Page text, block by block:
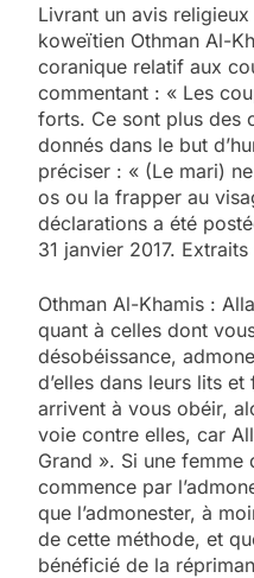
Livrant un avis
koweïtien Othman Al-
coranique relatif aux
commentant : « Les
forts. Ce sont plus des
donnés dans le but
préciser : « (Le mari)
os ou la frapper au
déclarations a été
31 janvier 2017. Extraits
Othman Al-Khamis :
quant à celles dont
désobéissance,
d’elles dans leurs lits
arrivent à vous obéir,
voie contre elles, car
Grand ». Si une
commence par
que l’admonester, à
de cette méthode, et
bénéficié de la